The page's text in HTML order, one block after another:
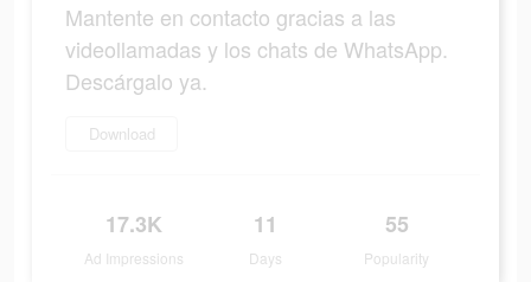
Mantente en contacto gracias a las
videollamadas y los chats de WhatsApp.
Descárgalo ya.
Download
17.3K
Ad Impressions
11
Days
55
Popularity